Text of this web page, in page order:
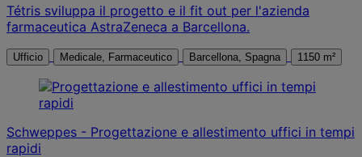
Tétris sviluppa il progetto e il fit out per l'azienda
farmaceutica AstraZeneca a Barcellona.
Ufficio Medicale, Farmaceutico Barcellona, Spagna 1150 m²
Schweppes - Progettazione e allestimento uffici in tempi
rapidi